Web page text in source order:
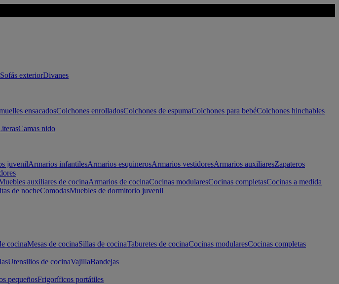
Sofás exteriorDivanes
ensacadosColchones enrolladosColchones de espumaColchones para bebéColchones hinchables
Camas nido
juvenilArmarios infantilesArmarios esquinerosArmarios vestidoresArmarios auxiliaresZapateros
auxiliares de cocinaArmarios de cocinaCocinas modularesCocinas completasCocinas a medida
de nocheComodasMuebles de dormitorio juvenil
cocinaMesas de cocinaSillas de cocinaTaburetes de cocinaCocinas modularesCocinas completas
Utensilios de cocinaVajillaBandejas
pequeñosFrigoríficos portátiles